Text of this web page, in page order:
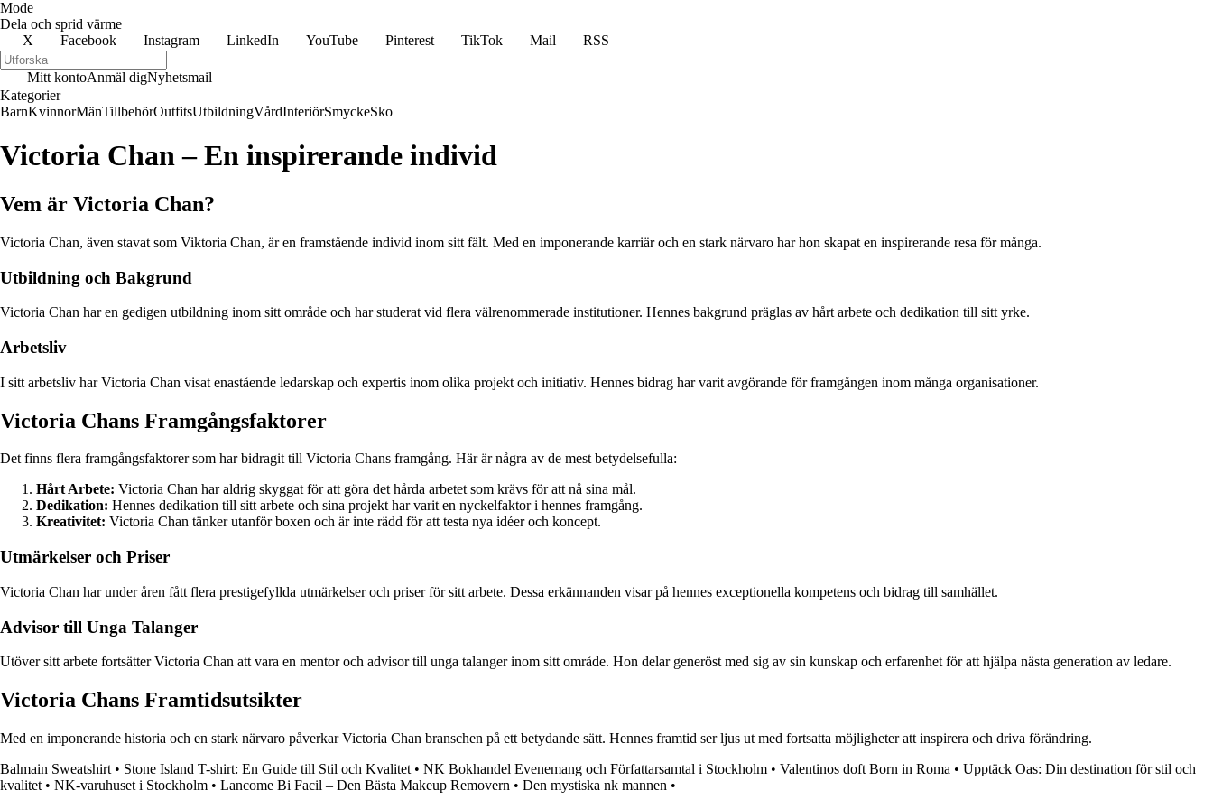
Mode
Dela och sprid värme
X
Facebook Instagram LinkedIn YouTube Pinterest TikTok Mail RSS
Mitt kontoAnmäl digNyhetsmail
Kategorier
BarnKvinnorMänTillbehörOutfitsUtbildningVårdInteriörSmyckeSko
Victoria Chan – En inspirerande individ
Vem är Victoria Chan?
Victoria Chan, även stavat som Viktoria Chan, är en framstående individ inom sitt fält. Med en imponerande karriär och en stark närvaro har hon skapat en inspirerande resa för många.
Utbildning och Bakgrund
Victoria Chan har en gedigen utbildning inom sitt område och har studerat vid flera välrenommerade institutioner. Hennes bakgrund präglas av hårt arbete och dedikation till sitt yrke.
Arbetsliv
I sitt arbetsliv har Victoria Chan visat enastående ledarskap och expertis inom olika projekt och initiativ. Hennes bidrag har varit avgörande för framgången inom många organisationer.
Victoria Chans Framgångsfaktorer
Det finns flera framgångsfaktorer som har bidragit till Victoria Chans framgång. Här är några av de mest betydelsefulla:
Hårt Arbete: Victoria Chan har aldrig skyggat för att göra det hårda arbetet som krävs för att nå sina mål.
Dedikation: Hennes dedikation till sitt arbete och sina projekt har varit en nyckelfaktor i hennes framgång.
Kreativitet: Victoria Chan tänker utanför boxen och är inte rädd för att testa nya idéer och koncept.
Utmärkelser och Priser
Victoria Chan har under åren fått flera prestigefyllda utmärkelser och priser för sitt arbete. Dessa erkännanden visar på hennes exceptionella kompetens och bidrag till samhället.
Advisor till Unga Talanger
Utöver sitt arbete fortsätter Victoria Chan att vara en mentor och advisor till unga talanger inom sitt område. Hon delar generöst med sig av sin kunskap och erfarenhet för att hjälpa nästa generation av ledare.
Victoria Chans Framtidsutsikter
Med en imponerande historia och en stark närvaro påverkar Victoria Chan branschen på ett betydande sätt. Hennes framtid ser ljus ut med fortsatta möjligheter att inspirera och driva förändring.
Balmain Sweatshirt • Stone Island T-shirt: En Guide till Stil och Kvalitet • NK Bokhandel Evenemang och Författarsamtal i Stockholm • Valentinos doft Born in Roma • Upptäck Oas: Din destination för stil och
kvalitet • NK-varuhuset i Stockholm • Lancome Bi Facil – Den Bästa Makeup Removern • Den mystiska nk mannen •